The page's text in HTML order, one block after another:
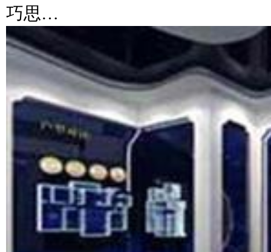
巧思…